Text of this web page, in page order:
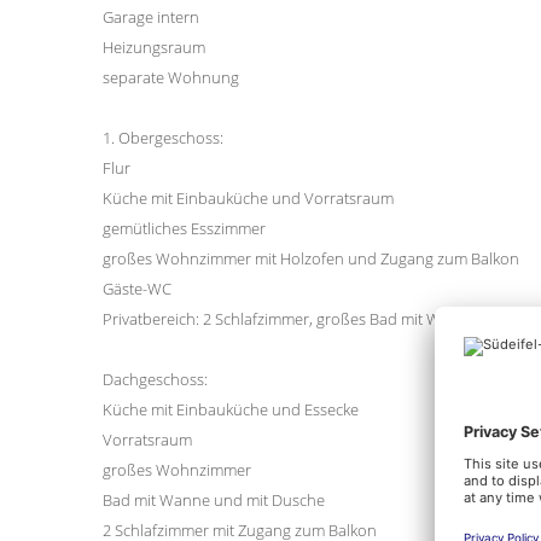
Garage intern
Heizungsraum
separate Wohnung
1. Obergeschoss:
Flur
Küche mit Einbauküche und Vorratsraum
gemütliches Esszimmer
großes Wohnzimmer mit Holzofen und Zugang zum Balkon
Gäste-WC
Privatbereich: 2 Schlafzimmer, großes Bad mit Wanne und
Dachgeschoss:
Küche mit Einbauküche und Essecke
Vorratsraum
großes Wohnzimmer
Bad mit Wanne und mit Dusche
2 Schlafzimmer mit Zugang zum Balkon